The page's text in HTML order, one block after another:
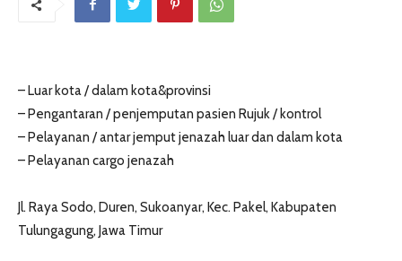
– Luar kota / dalam kota&provinsi
– Pengantaran / penjemputan pasien Rujuk / kontrol
– Pelayanan / antar jemput jenazah luar dan dalam kota
– Pelayanan cargo jenazah
Jl. Raya Sodo, Duren, Sukoanyar, Kec. Pakel, Kabupaten
Tulungagung, Jawa Timur